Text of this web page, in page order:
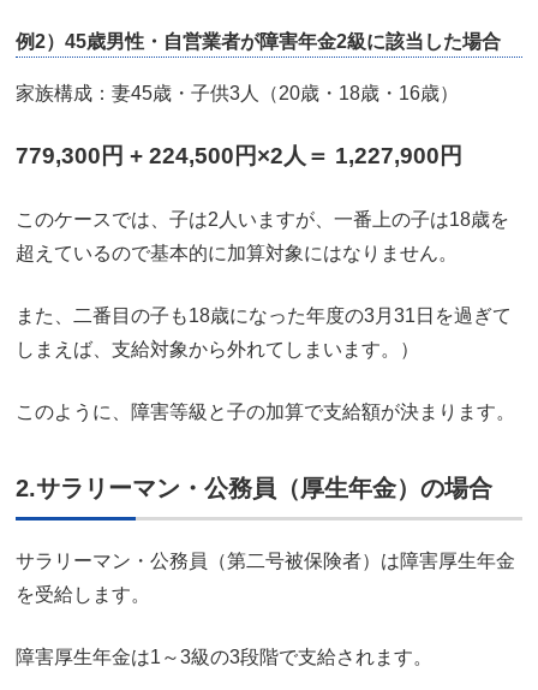
例2）45歳男性・自営業者が障害年金2級に該当した場合
家族構成：妻45歳・子供3人（20歳・18歳・16歳）
779,300円 + 224,500円×2人＝ 1,227,900円
このケースでは、子は2人いますが、一番上の子は18歳を
超えているので基本的に加算対象にはなりません。
また、二番目の子も18歳になった年度の3月31日を過ぎて
しまえば、支給対象から外れてしまいます。）
このように、障害等級と子の加算で支給額が決まります。
2.サラリーマン・公務員（厚生年金）の場合
サラリーマン・公務員（第二号被保険者）は障害厚生年金
を受給します。
障害厚生年金は1～3級の3段階で支給されます。